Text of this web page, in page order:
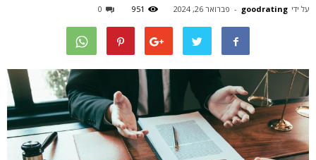
על ידי goodrating
- פברואר 26, 2024 951
0